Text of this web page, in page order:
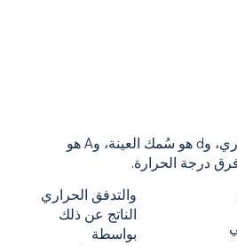
حيث Q هو التدفق الحراري، وd هو سُمك العينة، وA هو
والتدفق الحراري
الناتج عن ذلك
بواسطة